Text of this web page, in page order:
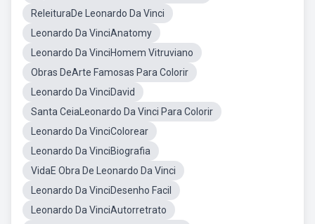
ReleituraDe Leonardo Da Vinci
Leonardo Da VinciAnatomy
Leonardo Da VinciHomem Vitruviano
Obras DeArte Famosas Para Colorir
Leonardo Da VinciDavid
Santa CeiaLeonardo Da Vinci Para Colorir
Leonardo Da VinciColorear
Leonardo Da VinciBiografia
VidaE Obra De Leonardo Da Vinci
Leonardo Da VinciDesenho Facil
Leonardo Da VinciAutorretrato